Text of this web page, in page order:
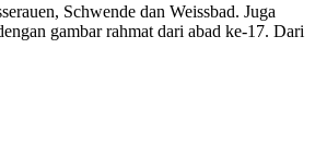
Schwende dan Weissbad. Juga
gambar rahmat dari abad ke-17. Dari